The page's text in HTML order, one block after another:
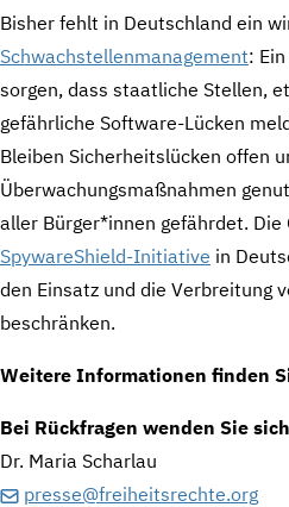
Bisher fehlt in Deutschland ein
Schwachstellenmanagement:
sorgen, dass staatliche Stellen,
gefährliche Software-Lücken
Bleiben Sicherheitslücken offen
Überwachungsmaßnahmen
aller Bürger*innen gefährdet.
SpywareShield-Initiative in
den Einsatz und die Verbreitung
beschränken.
Weitere Informationen finden
Bei Rückfragen wenden Sie
Dr. Maria Scharlau
presse@freiheitsrechte.org